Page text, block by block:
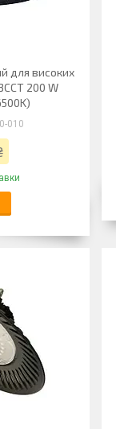
для високих
200 W
010